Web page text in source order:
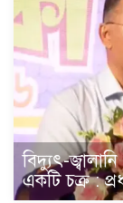
বিদ্যুৎ-
একটি চক্র :